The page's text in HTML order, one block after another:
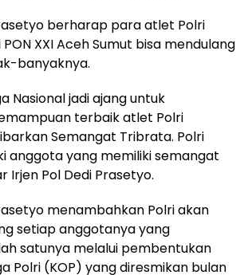
berharap para atlet Polri
XXI Aceh Sumut bisa mendulang
banyaknya.
Nasional jadi ajang untuk
terbaik atlet Polri
Semangat Tribrata. Polri
anggota yang memiliki semangat
Irjen Pol Dedi Prasetyo.
menambahkan Polri akan
setiap anggotanya yang
satunya melalui pembentukan
Polri (KOP) yang diresmikan bulan